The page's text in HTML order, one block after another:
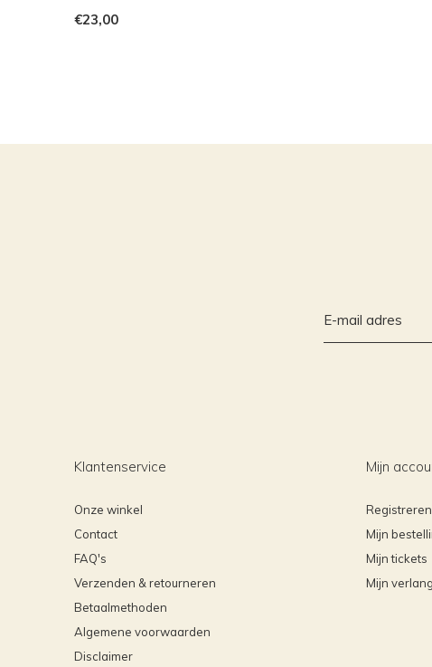
€23,00
Klantenservice
Onze winkel
Contact
FAQ's
Verzenden & retourneren
Betaalmethoden
Algemene voorwaarden
Disclaimer
Mijn
Registreren
Mijn
Mijn tickets
Mijn